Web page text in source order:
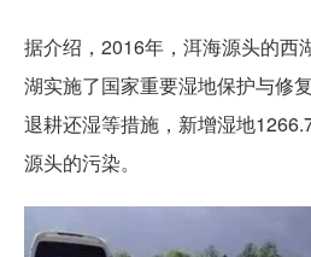
据介绍，2016年，洱海源头的西
湖实施了国家重要湿地保护与修
退耕还湿等措施，新增湿地
源头的污染。